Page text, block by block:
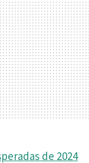
de 2024